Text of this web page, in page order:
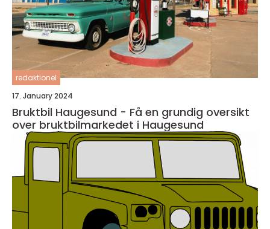
redaktionel
17. January 2024
Bruktbil Haugesund - Få en grundig oversikt
over bruktbilmarkedet i Haugesund